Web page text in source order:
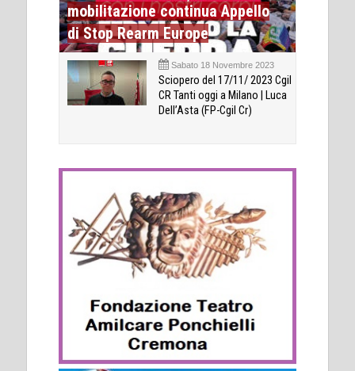
mobilitazione continua Appello
di Stop Rearm Europe
Sabato 18 Novembre 2023
Sciopero del 17/11/ 2023 Cgil
CR Tanti oggi a Milano | Luca
Dell’Asta (FP-Cgil Cr)